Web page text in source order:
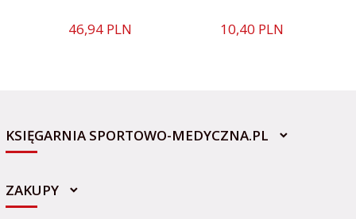
46,94 PLN 10,40 PLN
KSIĘGARNIA SPORTOWO-MEDYCZNA.PL
ZAKUPY